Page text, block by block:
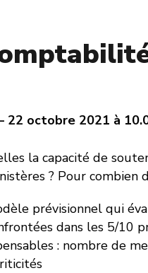
22 octobre 2021 à
la capacité de
? Pour combien
prévisionnel qui
dans les 5/10
: nombre de